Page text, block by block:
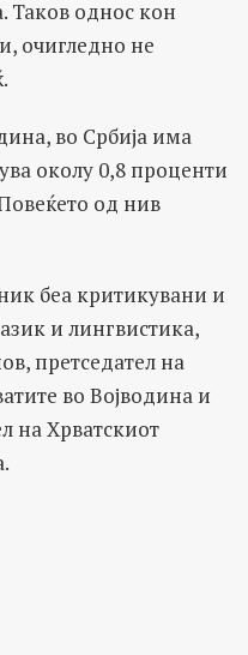
Таков однос кон
очигледно не
во Србија има
околу 0,8 проценти
од нив
беа критикувани и
и лингвистика,
претседател на
во Војводина и
на Хрватскиот